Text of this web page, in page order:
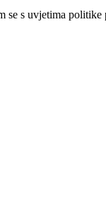
se s uvjetima politike